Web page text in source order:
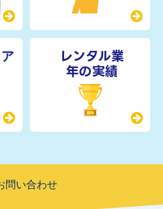
レンタル業
年の実績
問い合わせ